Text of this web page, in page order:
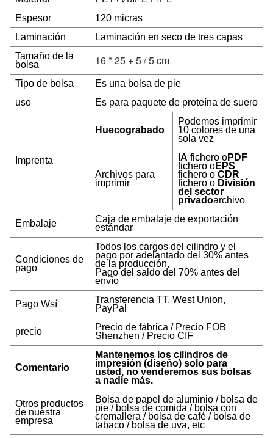
Espesor
120 micras
Laminación
Laminación en seco de tres capas
Tamaño de la
bolsa
16 * 25 + 5 / 5 cm
Tipo de bolsa
Es una bolsa de pie
uso
Es para paquete de proteína de suero
Imprenta
Huecograbado
Podemos imprimir
10 colores de una
sola vez
Archivos para
imprimir
IA fichero oPDF
fichero oEPS
fichero o CDR
fichero o División
del sector
privadoarchivo
Embalaje
Caja de embalaje de exportación
estándar
Condiciones de
pago
Todos los cargos del cilindro y el
pago por adelantado del 30% antes
de la producción,
Pago del saldo del 70% antes del
envío
Pago Wsí
Transferencia TT, West Union,
PayPal
precio
Precio de fábrica / Precio FOB
Shenzhen / Precio CIF
Comentario
Mantenemos los cilindros de
impresión (diseño) solo para
usted, no venderemos sus bolsas
a nadie más.
Otros productos
de nuestra
empresa
Bolsa de papel de aluminio / bolsa de
pie / bolsa de comida / bolsa con
cremallera / bolsa de café / bolsa de
tabaco / bolsa de uva, etc